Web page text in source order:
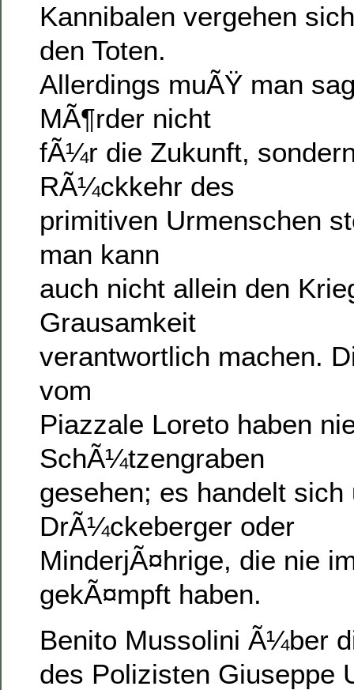
Kannibalen vergehen
den Toten.
Allerdings muÃŸ man
MÃ¶rder nicht
fÃ¼r die Zukunft,
RÃ¼ckkehr des
primitiven Urmenschen
man kann
auch nicht allein den
Grausamkeit
verantwortlich machen.
vom
Piazzale Loreto haben
SchÃ¼tzengraben
gesehen; es handelt sich
DrÃ¼ckeberger oder
MinderjÃ¤hrige, die nie
gekÃ¤mpft haben.
Benito Mussolini Ã¼ber
des Polizisten Giuseppe